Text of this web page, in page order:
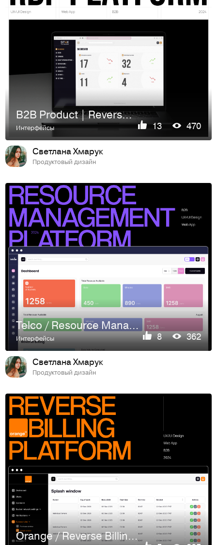
B2B Product | Reverse Billing Platform
Интерфейсы 13 470
Светлана Хмарук
Продуктовый дизайн
Telco / Resource Management Platform
Интерфейсы 8 362
Светлана Хмарук
Продуктовый дизайн
Orange / Reverse Billing Platform